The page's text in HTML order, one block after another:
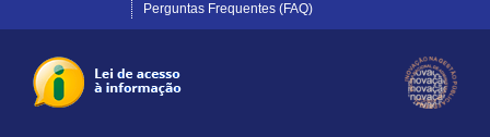
Perguntas Frequentes (FAQ)